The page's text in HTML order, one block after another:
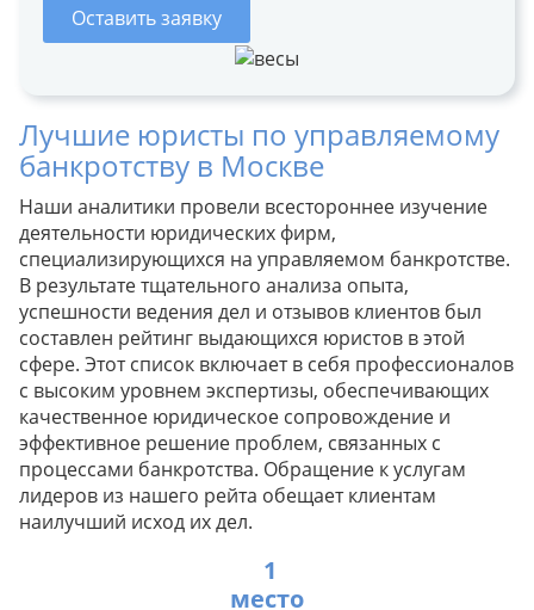
Оставить заявку
Лучшие юристы по управляемому
банкротству в Москве
Наши аналитики провели всестороннее изучение
деятельности юридических фирм,
специализирующихся на управляемом банкротстве.
В результате тщательного анализа опыта,
успешности ведения дел и отзывов клиентов был
составлен рейтинг выдающихся юристов в этой
сфере. Этот список включает в себя профессионалов
с высоким уровнем экспертизы, обеспечивающих
качественное юридическое сопровождение и
эффективное решение проблем, связанных с
процессами банкротства. Обращение к услугам
лидеров из нашего рейта обещает клиентам
наилучший исход их дел.
1